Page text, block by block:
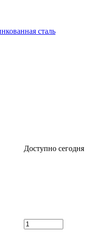
сталь
Доступно сегодня